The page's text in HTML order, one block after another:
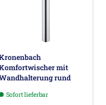
mit
rund
Sofort lieferbar